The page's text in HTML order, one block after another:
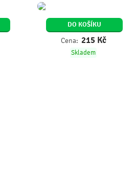
DO KOŠÍKU
Cena: 215 Kč
Skladem